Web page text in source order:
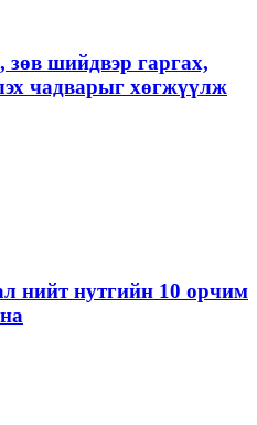
шийдвэр гаргах,
чадварыг хөгжүүлж
нийт нутгийн 10 орчим